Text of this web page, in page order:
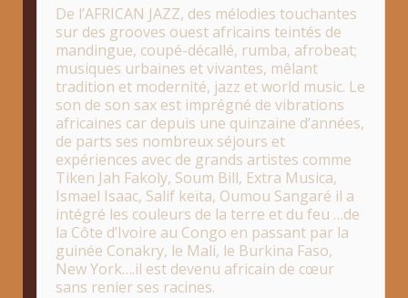
De l’AFRICAN JAZZ, des mélodies touchantes
sur des grooves ouest africains teintés de
mandingue, coupé-décallé, rumba, afrobeat;
musiques urbaines et vivantes, mêlant
tradition et modernité, jazz et world music. Le
son de son sax est imprégné de vibrations
africaines car depuis une quinzaine d’années,
de parts ses nombreux séjours et
expériences avec de grands artistes comme
Tiken Jah Fakoly, Soum Bill, Extra Musica,
Ismael Isaac, Salif keïta, Oumou Sangaré il a
intégré les couleurs de la terre et du feu …de
la Côte d’Ivoire au Congo en passant par la
guinée Conakry, le Mali, le Burkina Faso,
New York….il est devenu africain de cœur
sans renier ses racines.